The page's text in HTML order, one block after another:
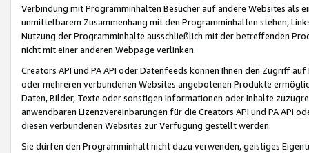
Verbindung mit Programminhalten Besucher auf andere Websites als
unmittelbarem Zusammenhang mit den Programminhalten stehen,
Nutzung der Programminhalte ausschließlich mit der betreffenden
nicht mit einer anderen Webpage verlinken.
Creators API und PA API oder Datenfeeds können Ihnen den Zugriff
oder mehreren verbundenen Websites angebotenen Produkte
Daten, Bilder, Texte oder sonstigen Informationen oder Inhalte
anwendbaren Lizenzvereinbarungen für die Creators API und PA API
diesen verbundenen Websites zur Verfügung gestellt werden.
Sie dürfen den Programminhalt nicht dazu verwenden, geistiges